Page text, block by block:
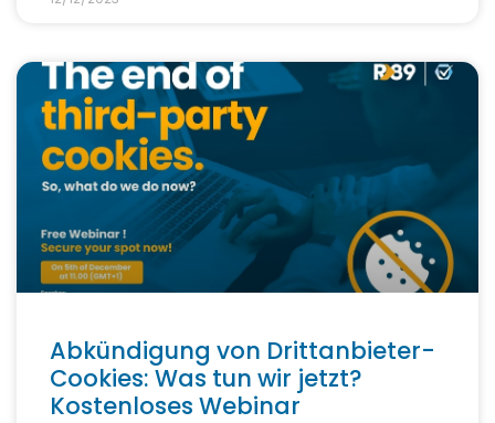
Abkündigung von Drittanbieter-
Cookies: Was tun wir jetzt?
Kostenloses Webinar